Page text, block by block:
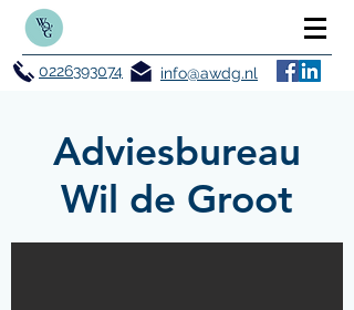
0226393074 info@awdg.nl
Adviesbureau
Wil de Groot